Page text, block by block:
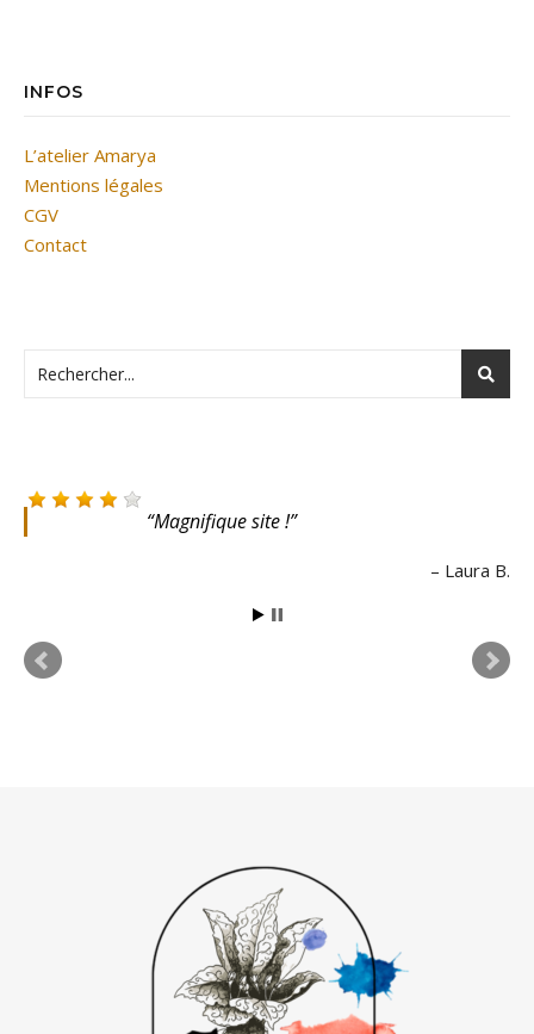
INFOS
L’atelier Amarya
Mentions légales
CGV
Contact
Magnifique site !
Laura B.